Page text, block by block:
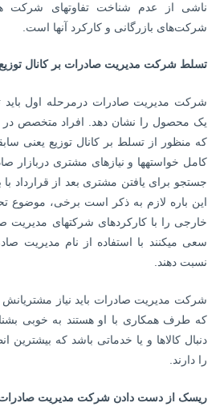
ناشی از عدم شناخت تفاوت­های شرکت
شرکت‌های بازرگانی و کارکرد آنها است.
تسلط شرکت مدیریت صادرات بر کانال
شرکت مدیریت صادرات درمرحله اول باید
یک محصول را نشان دهد. افراد متخصص در
که منظور از تسلط بر کانال توزیع یعنی
کامل خواسته­ها و نیازهای مشتری دربازار
جستجو برای یافتن مشتری بعد از قرارداد با
این باره لازم به ذکر است برخی، موضوع
خارجی را با کارکردهای شرکت­های مدیریت
سعی می­کنند با استفاده از نام مدیریت
نسبت دهند.
شرکت مدیریت صادرات باید نیاز مشتریانش
که طرف همکاری با او هستند به خوبی
دنبال کالاها و یا خدماتی باشد که بیشترین
را دارند.
ریسک از دست دادن شرکت مدیریت